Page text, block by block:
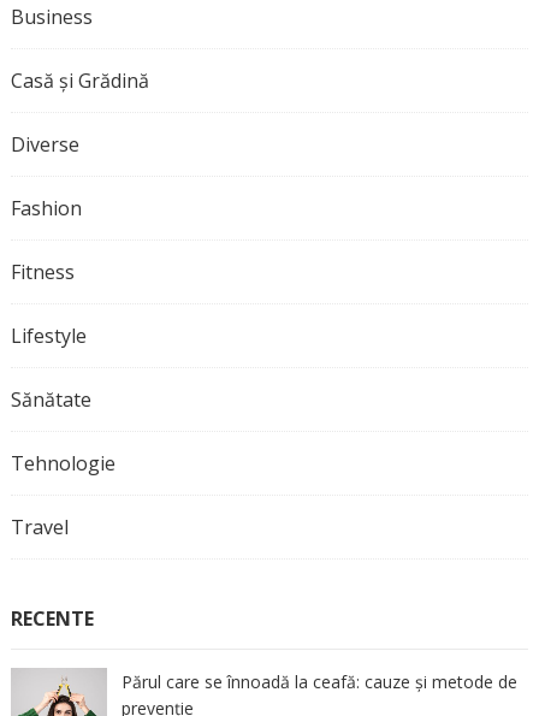
Business
Casă și Grădină
Diverse
Fashion
Fitness
Lifestyle
Sănătate
Tehnologie
Travel
RECENTE
Părul care se înnoadă la ceafă: cauze și metode de
prevenție